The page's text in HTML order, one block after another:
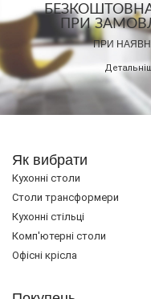
ПРИ
ПРИ
Як вибрати
Кухонні столи
Cтоли трансформери
Кухонні стільці
Комп'ютерні столи
Офісні крісла